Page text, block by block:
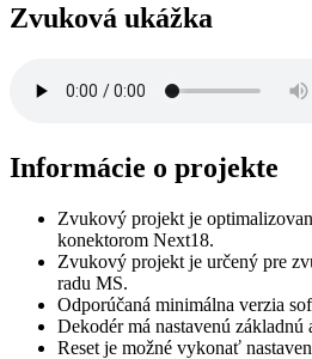
Zvuková ukážka
Informácie o projekte
Zvukový projekt je
konektorom Next18.
Zvukový projekt je určený pre
radu MS.
Odporúčaná minimálna verzia
Dekodér má nastavenú základnú
Reset je možné vykonať